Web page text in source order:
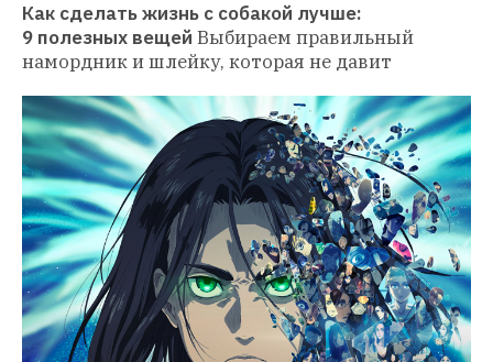
Как сделать жизнь с собакой лучше:
9 полезных вещей Выбираем правильный
намордник и шлейку, которая не давит